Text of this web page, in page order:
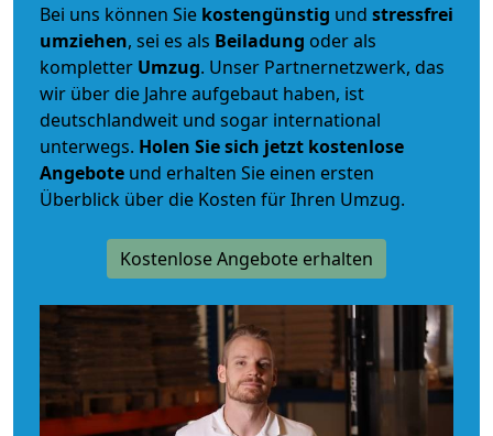
Bei uns können Sie kostengünstig und stressfrei
umziehen, sei es als Beiladung oder als
kompletter Umzug. Unser Partnernetzwerk, das
wir über die Jahre aufgebaut haben, ist
deutschlandweit und sogar international
unterwegs. Holen Sie sich jetzt kostenlose
Angebote und erhalten Sie einen ersten
Überblick über die Kosten für Ihren Umzug.
Kostenlose Angebote erhalten